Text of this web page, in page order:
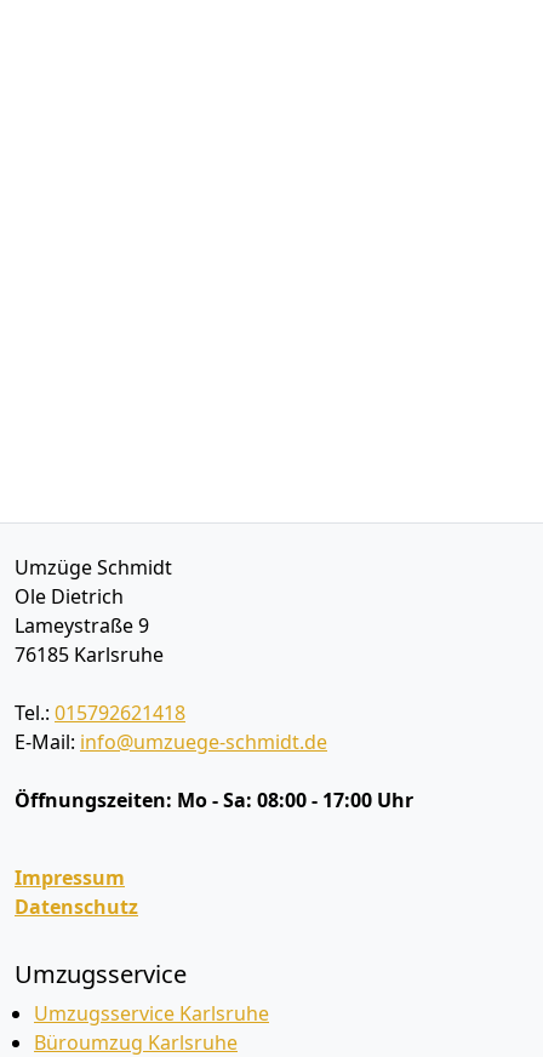
Umzüge Schmidt
Ole Dietrich
Lameystraße 9
76185 Karlsruhe
Tel.: 015792621418
E-Mail: info@umzuege-schmidt.de
Öffnungszeiten: Mo - Sa: 08:00 - 17:00 Uhr
Impressum
Datenschutz
Umzugsservice
Umzugsservice Karlsruhe
Büroumzug Karlsruhe